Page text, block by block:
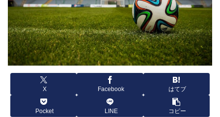
X Facebook はてブ
Pocket LINE コピー